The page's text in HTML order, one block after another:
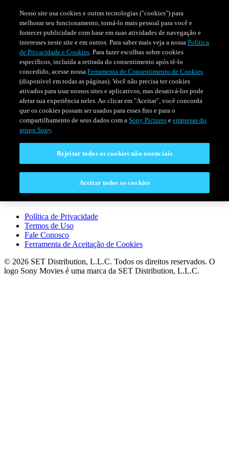
FILMESSÉRIESPROGRAMAÇÃO
LEGAL
Política de Privacidade
Termos de Uso
Fale Conosco
Ferramenta de Aceitação de Cookies
© 2026 SET Distribution, L.L.C. Todos os direitos reservados. O
logo Sony Movies é uma marca da SET Distribution, L.L.C.
Nosso site usa cookies e outras tecnologias ("cookies") para
melhorar seu funcionamento, torná-lo mais pessoal para você e
fornecer publicidade com base em suas atividades de navegação e
interesses neste site e em outros. Para saber mais veja a nossaPolítica
de Privacidade e Cookies. Para fazer escolhas sobre cookies
específicos, incluída a retirada do consentimento após tê-lo
concedido, acesse nossaFerramenta de Consentimento de Cookies
(disponível em todas as páginas). Você não precisa ter cookies
ativados para usar nossos sites e aplicativos, mas desativá-los pode
afetar sua experiência neles. Ao clicar em "Aceitar", você concorda
que os cookies possam ser usados para esses fins e para o
compartilhamento de seus dados com aSony Pictures eempresas do
grupo Sony.
Rejeitar todos os cookies não essenciais
Aceitar todos os cookies